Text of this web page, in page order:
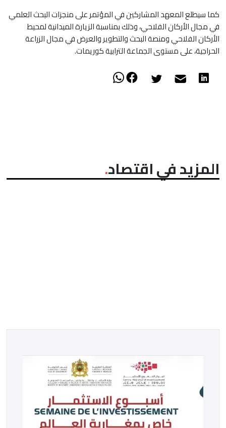
كما سيطلع المعهد المشاركين في المؤتمر على منجزات البحث العلمي
في مجال الأركان الفلاحي، وذلك بمناسبة الزيارة الميدانية لمحيط
الأركان الفلاحي ومنصة البحث والتطوير والعرض في مجال الزراعة
الحراجية، على مستوى الجماعة الترابية كوريمات.
المزيد في اقتصاد